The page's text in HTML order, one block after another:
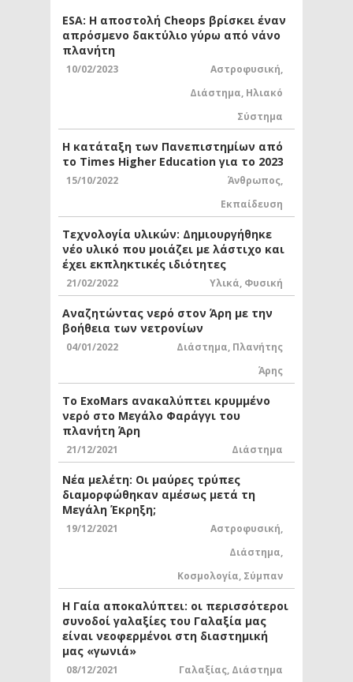
ESA: Η αποστολή Cheops βρίσκει έναν
απρόσμενο δακτύλιο γύρω από νάνο
πλανήτη
10/02/2023 Αστροφυσική,
Διάστημα, Ηλιακό
Σύστημα
Η κατάταξη των Πανεπιστημίων από
το Times Higher Education για το 2023
15/10/2022 Άνθρωπος,
Εκπαίδευση
Τεχνολογία υλικών: Δημιουργήθηκε
νέο υλικό που μοιάζει με λάστιχο και
έχει εκπληκτικές ιδιότητες
21/02/2022 Υλικά, Φυσική
Αναζητώντας νερό στον Άρη με την
βοήθεια των νετρονίων
04/01/2022 Διάστημα, Πλανήτης
Άρης
Το ExoMars ανακαλύπτει κρυμμένο
νερό στο Μεγάλο Φαράγγι του
πλανήτη Άρη
21/12/2021 Διάστημα
Νέα μελέτη: Οι μαύρες τρύπες
διαμορφώθηκαν αμέσως μετά τη
Μεγάλη Έκρηξη;
19/12/2021 Αστροφυσική,
Διάστημα,
Κοσμολογία, Σύμπαν
Η Γαία αποκαλύπτει: οι περισσότεροι
συνοδοί γαλαξίες του Γαλαξία μας
είναι νεοφερμένοι στη διαστημική
μας «γωνιά»
08/12/2021 Γαλαξίας, Διάστημα